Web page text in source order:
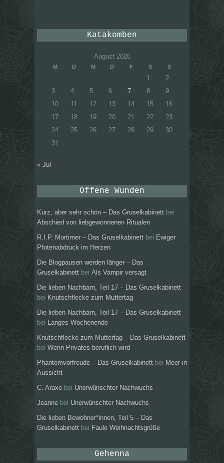
Katakomben
August 2026
M D M D F S S
1
2
3
4 5 6 7 8
9
10
11 12 13 14 15
16
17
18 19 20 21 22
23
24
25 26 27 28 29
30
31
« Jul
Offene Wunden
Kurz, aber sehr schön – Das Gruselkabinett bei
Abschied von liebgewonnenen Ritualen
R.I.P. Mortimer – Das Gruselkabinett bei Ewiger
Pfotenabdruck im Herzen
Die Blogpausen werden länger – Das
Gruselkabinett bei Als Vampir versagt
Die lieben Nachbarn, Teil 17 – Das Gruselkabinett
bei Knutschflecke zum Muttertag
Die lieben Nachbarn, Teil 17 – Das Gruselkabinett
bei
Langes Wochenende
Knutschflecke zum Muttertag – Das Gruselkabinett
bei Wenn Privates beruflich wird
Phantomvorfreude – Das Gruselkabinett bei Meer in
Aussicht
C. Araxe bei Unerwünschter Nachwuchs
Jeanne bei Unerwünschter Nachwuchs
Die lieben Bewohner*innen, Teil 5 – Das
Gruselkabinett bei Faule Weihnachtsgrüße
Gehenna